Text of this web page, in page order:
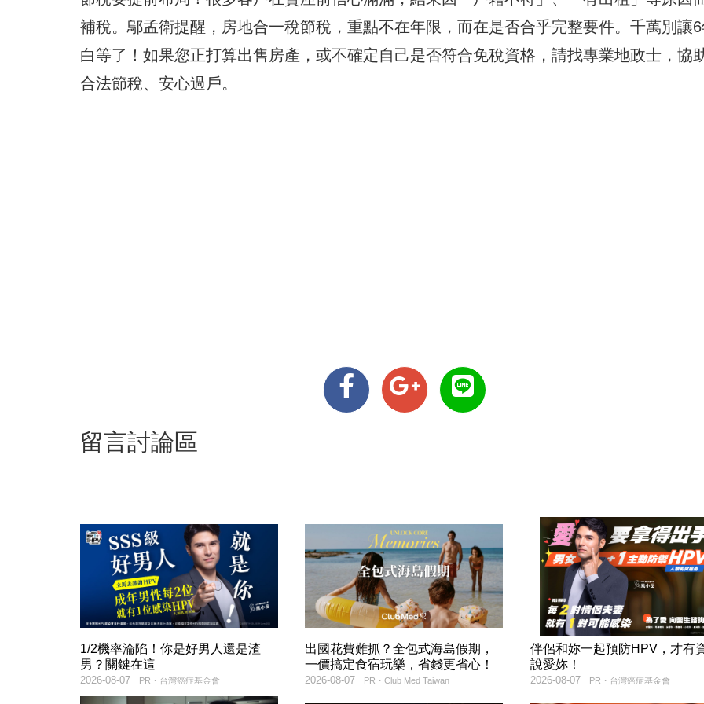
補稅。鄔孟衛提醒，房地合一稅節稅，重點不在年限，而在是否合乎完整要件。千萬別讓
白等了！如果您正打算出售房產，或不確定自己是否符合免稅資格，請找專業地政士，協
合法節稅、安心過戶。
留言討論區
1/2機率淪陷！你是好男人還是渣
男？關鍵在這
PR・台灣癌症基金會
2026-08-07
出國花費難抓？全包式海島假期，
一價搞定食宿玩樂，省錢更省心！
PR・Club Med Taiwan
2026-08-07
伴侶和妳一起預防HPV，才有
說愛妳！
PR・台灣癌症基金會
2026-08-07